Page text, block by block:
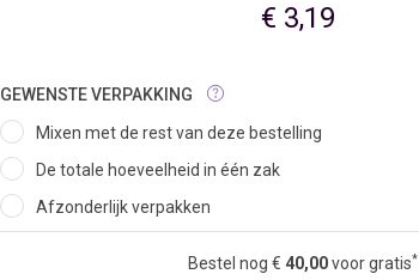
€ 3,19
GEWENSTE VERPAKKING
Mixen met de rest van deze bestelling
De totale hoeveelheid in één zak
Afzonderlijk verpakken
Bestel nog € 40,00voor gratis*